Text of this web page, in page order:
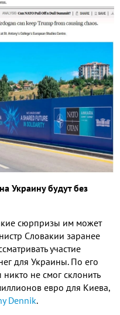
Украину будут без
сюрпризы им может
Словакии заранее
участие
для Украины. По его
не смог склонить
евро для Киева,
Dennik.